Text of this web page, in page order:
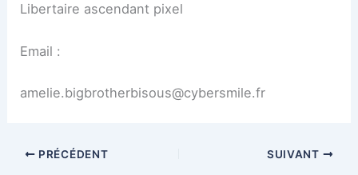
Libertaire ascendant pixel
Email :
amelie.bigbrotherbisous@cybersmile.fr
PRÉCÉDENT SUIVANT